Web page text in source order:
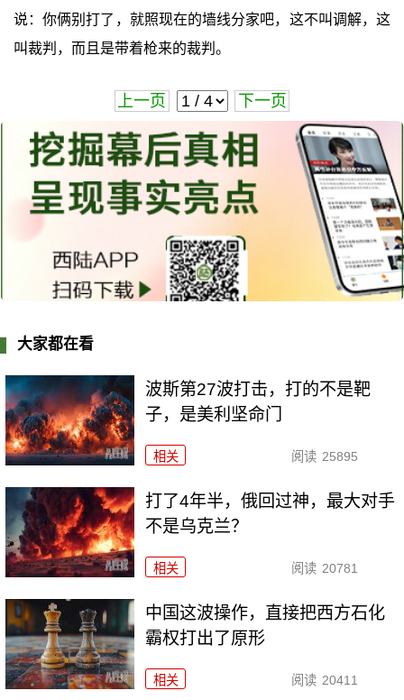
说：你俩别打了，就照现在的墙线分家吧，这不叫调解，这
叫裁判，而且是带着枪来的裁判。
上一页 下一页
大家都在看
波斯第27波打击，打的不是靶
子，是美利坚命门
相关 阅读 25895
打了4年半，俄回过神，最大对手
不是乌克兰？
相关 阅读 20781
中国这波操作，直接把西方石化
霸权打出了原形
相关 阅读 20411